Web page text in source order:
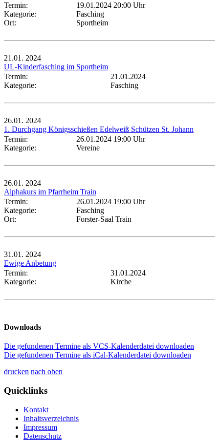
Termin:
19.01.2024 20:00 Uhr
Kategorie:
Fasching
Ort:
Sportheim
21.01. 2024
UL-Kinderfasching im Sportheim
Termin:
21.01.2024
Kategorie:
Fasching
26.01. 2024
1. Durchgang Königsschießen Edelweiß Schützen St. Johann
Termin:
26.01.2024 19:00 Uhr
Kategorie:
Vereine
26.01. 2024
Alphakurs im Pfarrheim Train
Termin:
26.01.2024 19:00 Uhr
Kategorie:
Fasching
Ort:
Forster-Saal Train
31.01. 2024
Ewige Anbetung
Termin:
31.01.2024
Kategorie:
Kirche
Downloads
Die gefundenen Termine als VCS-Kalenderdatei downloaden
Die gefundenen Termine als iCal-Kalenderdatei downloaden
drucken nach oben
Quicklinks
Kontakt
Inhaltsverzeichnis
Impressum
Datenschutz